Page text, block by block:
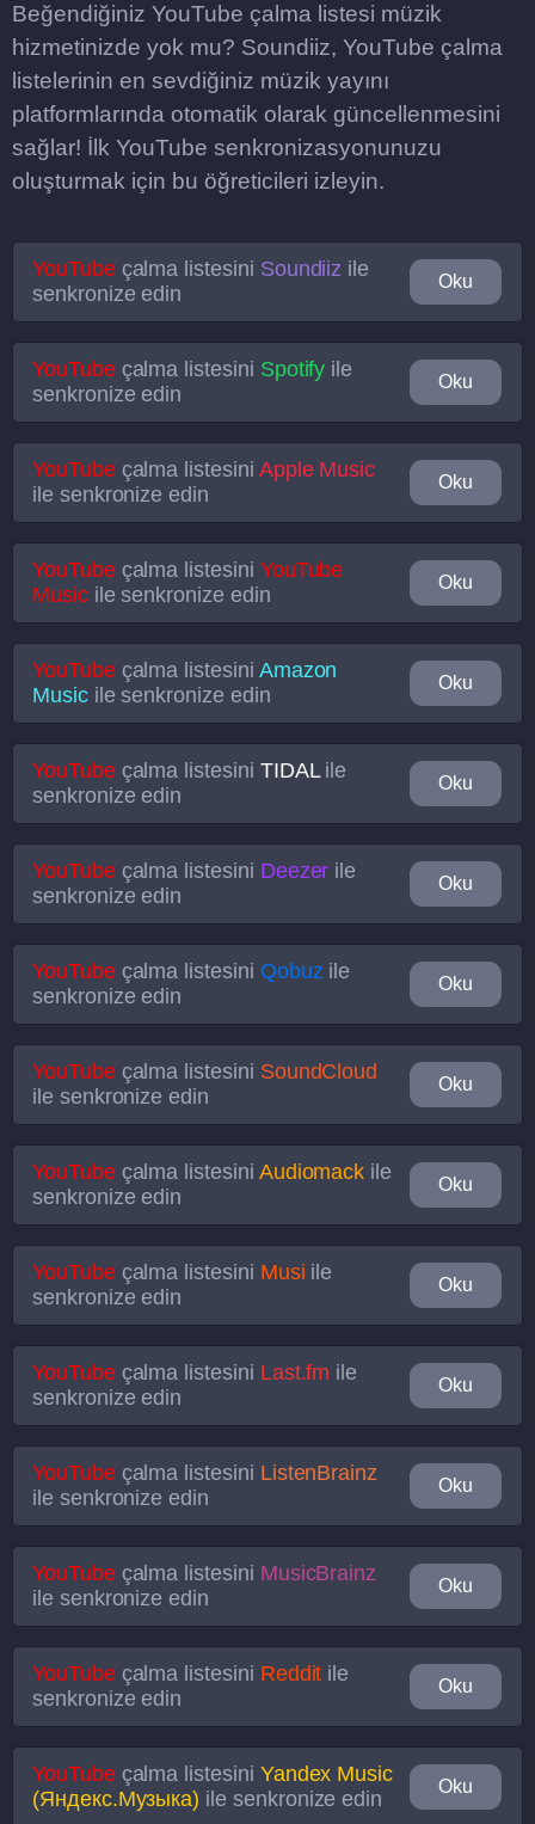
Beğendiğiniz YouTube çalma listesi müzik
hizmetinizde yok mu? Soundiiz, YouTube çalma
listelerinin en sevdiğiniz müzik yayını
platformlarında otomatik olarak güncellenmesini
sağlar! İlk YouTube senkronizasyonunuzu
oluşturmak için bu öğreticileri izleyin.
YouTubeçalma listesini Soundiiz ile
senkronize edin
Oku
YouTubeçalma listesini Spotify ile
senkronize edin
Oku
YouTubeçalma listesini Apple Music
ile senkronize edin
Oku
YouTubeçalma listesini YouTube
Musicile senkronize edin
Oku
YouTubeçalma listesini Amazon
Musicile senkronize edin
Oku
YouTubeçalma listesini TIDALile
senkronize edin
Oku
YouTubeçalma listesini Deezer ile
senkronize edin
Oku
YouTubeçalma listesini Qobuz ile
senkronize edin
Oku
YouTubeçalma listesini SoundCloud
ile senkronize edin
Oku
YouTubeçalma listesini Audiomack ile
senkronize edin
Oku
YouTubeçalma listesini Musi ile
senkronize edin
Oku
YouTubeçalma listesini Last.fm ile
senkronize edin
Oku
YouTubeçalma listesini ListenBrainz
ile senkronize edin
Oku
YouTubeçalma listesini MusicBrainz
ile senkronize edin
Oku
YouTubeçalma listesini Reddit ile
senkronize edin
Oku
YouTubeçalma listesini Yandex Music
(Яндекс.Музыка) ile senkronize edin
Oku